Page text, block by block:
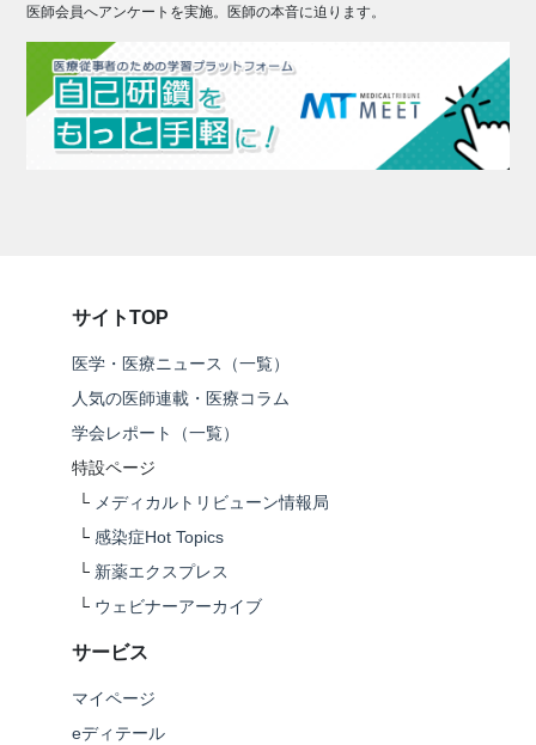
医師会員へアンケートを実施。医師の本音に迫ります。
サイトTOP
医学・医療ニュース（一覧）
人気の医師連載・医療コラム
学会レポート（一覧）
特設ページ
└ メディカルトリビューン情報局
└ 感染症Hot Topics
└ 新薬エクスプレス
└ ウェビナーアーカイブ
サービス
マイページ
eディテール